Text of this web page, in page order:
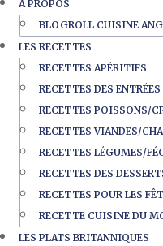
A PROPOS
BLOGROLL CUISINE
LES RECETTES
RECETTES APÉRITIFS
RECETTES DES ENTRÉES
RECETTES POISSONS/
RECETTES VIANDES/
RECETTES LÉGUMES/
RECETTES DES
RECETTES POUR LES
RECETTE CUISINE DU
LES PLATS BRITANNIQUES